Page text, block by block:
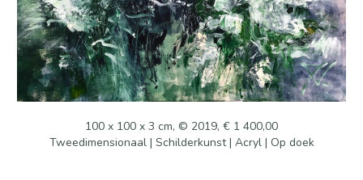
100 x 100 x 3 cm, © 2019, € 1 400,00
Tweedimensionaal | Schilderkunst | Acryl | Op doek